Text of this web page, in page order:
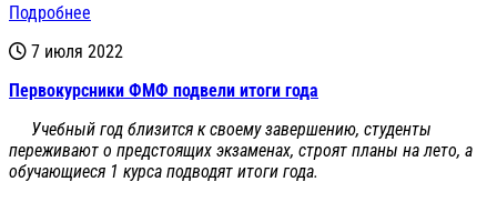
Подробнее
7 июля 2022
Первокурсники ФМФ подвели итоги года
Учебный год близится к своему завершению, студенты
переживают о предстоящих экзаменах, строят планы на лето, а
обучающиеся 1 курса подводят итоги года.